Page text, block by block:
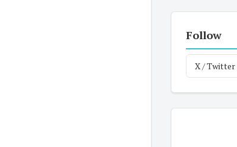
Follow
X / Twitter